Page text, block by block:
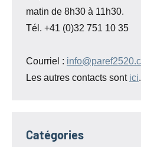
matin de 8h30 à 11h30.
Tél. +41 (0)32 751 10 35
Courriel :
Les autres contacts sont ici.
Catégories